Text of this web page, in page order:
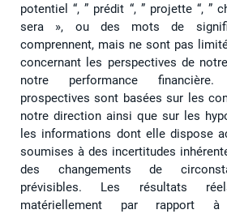
potentiel “, ” prédit “, ” projette “, ”
sera », ou des mots de
comprennent, mais ne sont pas
concernant les perspectives de
notre performance
prospectives sont basées sur les
notre direction ainsi que sur les
les informations dont elle dispose
soumises à des incertitudes
des changements de
prévisibles. Les résultats
matériellement par rapport